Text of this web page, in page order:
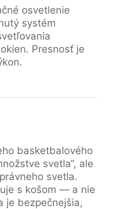
osvetlenie
systém
Presnosť je
basketbalového
svetla“, ale
svetla.
s košom — a nie
je bezpečnejšia,